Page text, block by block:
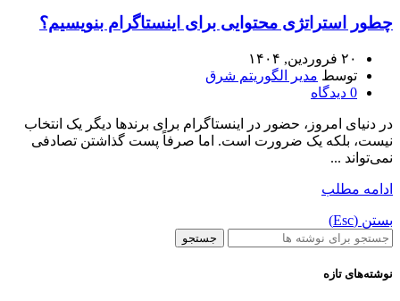
چطور استراتژی محتوایی برای اینستاگرام بنویسیم؟
۲۰ فروردین, ۱۴۰۴
توسط مدیر الگوریتم شرق
0 دیدگاه
در دنیای امروز، حضور در اینستاگرام برای برندها دیگر یک انتخاب
نیست، بلکه یک ضرورت است. اما صرفاً پست گذاشتن تصادفی
نمی‌تواند ...
ادامه مطلب
بستن (Esc)
جستجو
نوشته‌های تازه